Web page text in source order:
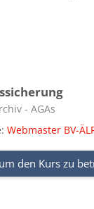
- AGAs
Webmaster BV-
den Kurs zu